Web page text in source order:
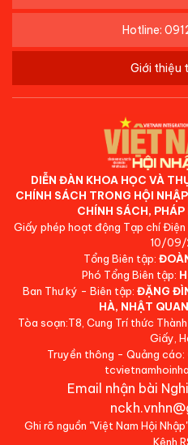
Hotline:
Giới thiệu
DIỄN ĐÀN KHOA HỌC VÀ
CHÍNH SÁCH TRONG HỘI
CHÍNH SÁCH,
Giấy phép hoạt động Tạp chí
10/09/
Tổng Biên tập:
Phó Tổng Biên tập:
Ban Thư ký - Biên tập: ĐẶNG
HÀ, NHẬT
Tòa soạn:T8, Cung Trí thức
Giấy,
Truyền thông - Quảng cáo:
Email nhận bài
Ghi rõ nguồn "Việt Nam Hội
Kênh